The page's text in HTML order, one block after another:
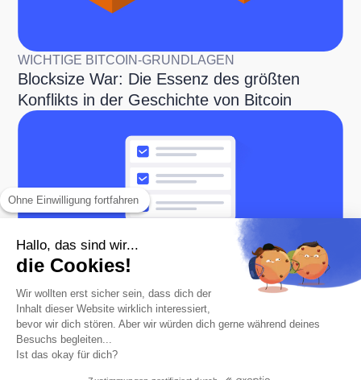
Ohne Einwilligung fortfahren
Hallo, das sind wir...
die Cookies!
Wir wollten erst sicher sein, dass dich der
Inhalt dieser Website wirklich interessiert,
bevor wir dich stören. Aber wir würden dich gerne während deines
Besuchs begleiten...
Ist das okay für dich?
WICHTIGE BITCOIN-GRUNDLAGEN
Blocksize War: Die Essenz des größten
Konflikts in der Geschichte von Bitcoin
WICHTIGE BITCOIN-GRUNDLAGEN
Checkliste der wichtigsten Tools für den
Bitcoin-Benutzer